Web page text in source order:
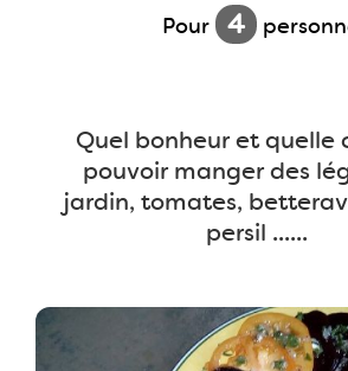
Pour 4
Quel bonheur et quelle
pouvoir manger des
jardin, tomates,
persil ......